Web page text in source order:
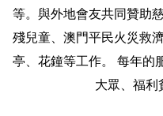
等。與外地會友共同贊助
殘兒童、澳門平民火災救
亭、花鐘等工作。 每年的
大眾、福利